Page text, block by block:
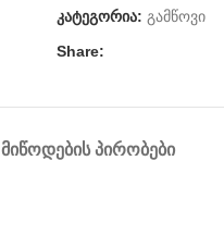
კატეგორია: გამწოვი
Share:
ᲛᲘᲬᲝᲓᲔᲑᲘᲡ ᲞᲘᲠᲝᲑᲔᲑᲘ